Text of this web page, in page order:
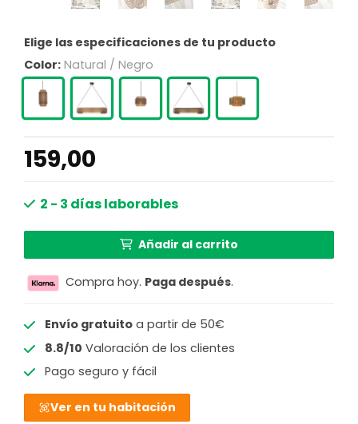
Elige las especificaciones de tu producto
Color: Natural / Negro
159,00
2 - 3 días laborables
Añadir al carrito
Compra hoy. Paga después.
Envío gratuitoa partir de 50€
8.8/10 Valoración de los clientes
Pago seguro y fácil
Ver en tu habitación